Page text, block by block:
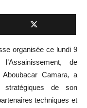
organisée ce lundi 9
de
Aboubacar Camara, a
stratégiques de son
techniques et